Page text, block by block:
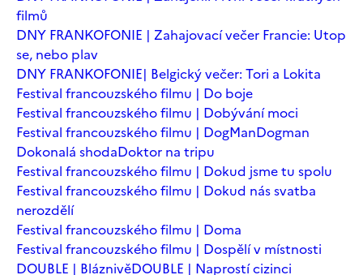
filmů
DNY FRANKOFONIE | Zahajovací večer Francie: Utop
se, nebo plav
DNY FRANKOFONIE| Belgický večer: Tori a Lokita
Festival francouzského filmu | Do boje
Festival francouzského filmu | Dobývání moci
Festival francouzského filmu | DogManDogman
Dokonalá shodaDoktor na tripu
Festival francouzského filmu | Dokud jsme tu spolu
Festival francouzského filmu | Dokud nás svatba
nerozdělí
Festival francouzského filmu | Doma
Festival francouzského filmu | Dospělí v místnosti
DOUBLE | BláznivěDOUBLE | Naprostí cizinci